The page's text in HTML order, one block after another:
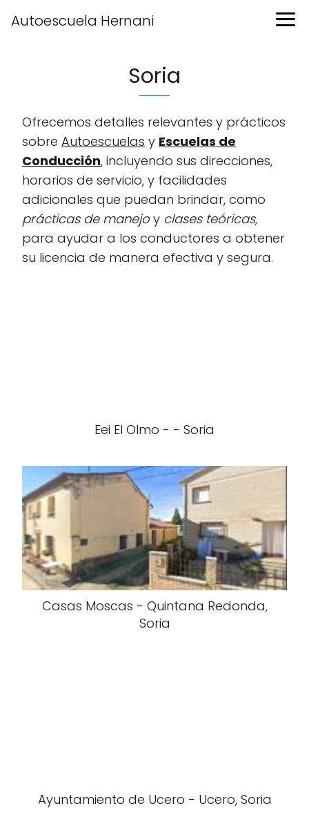
Autoescuela Hernani
Soria
Ofrecemos detalles relevantes y prácticos
sobre Autoescuelas y Escuelas de
Conducción, incluyendo sus direcciones,
horarios de servicio, y facilidades
adicionales que puedan brindar, como
prácticas de manejo y clases teóricas,
para ayudar a los conductores a obtener
su licencia de manera efectiva y segura.
Eei El Olmo - - Soria
Casas Moscas - Quintana Redonda,
Soria
Ayuntamiento de Ucero - Ucero, Soria